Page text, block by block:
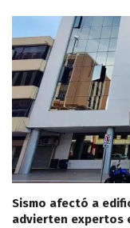
Sismo afectó a
advierten expertos